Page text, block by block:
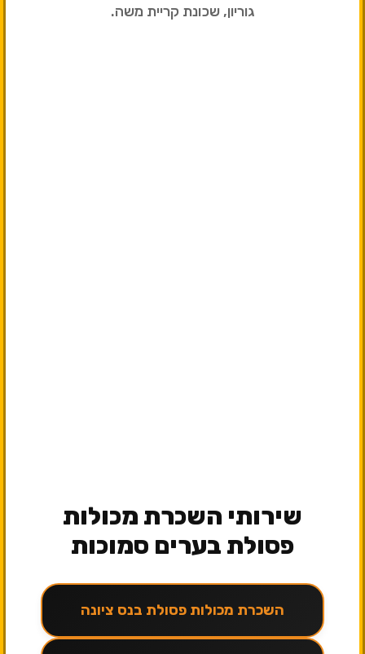
גוריון, שכונת קריית משה.
שירותי השכרת מכולות
פסולת בערים סמוכות
השכרת מכולות פסולת בנס ציונה